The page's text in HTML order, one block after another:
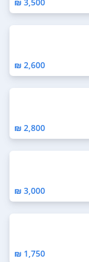
2,600 ₪
2,800 ₪
3,000 ₪
1,750 ₪